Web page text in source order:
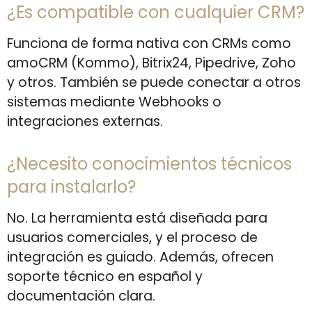
¿Es compatible con cualquier CRM?
Funciona de forma nativa con CRMs como
amoCRM (Kommo), Bitrix24, Pipedrive, Zoho
y otros. También se puede conectar a otros
sistemas mediante Webhooks o
integraciones externas.
¿Necesito conocimientos técnicos
para instalarlo?
No. La herramienta está diseñada para
usuarios comerciales, y el proceso de
integración es guiado. Además, ofrecen
soporte técnico en español y
documentación clara.